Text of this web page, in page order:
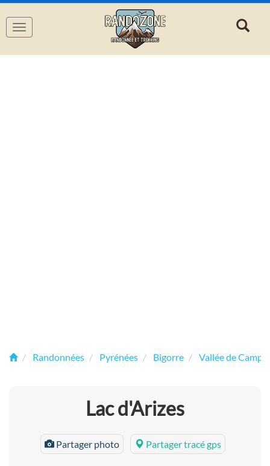
Navigation
Randonnées Pyrénées Bigorre Vallée de
Lac d'Arizes
Partager photo Partager tracé gps